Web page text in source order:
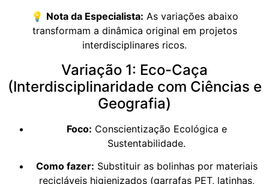
💡 Nota da Especialista: As variações abaixo
transformam a dinâmica original em projetos
interdisciplinares ricos.
Variação 1: Eco-Caça
(Interdisciplinaridade com Ciências e
Geografia)
Foco: Conscientização Ecológica e
Sustentabilidade.
Como fazer: Substituir as bolinhas por materiais
recicláveis higienizados (garrafas PET, latinhas,